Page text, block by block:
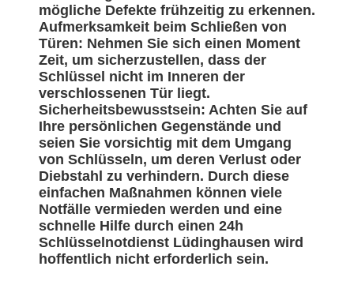
mögliche Defekte frühzeitig zu erkennen.
Aufmerksamkeit beim Schließen von
Türen: Nehmen Sie sich einen Moment
Zeit, um sicherzustellen, dass der
Schlüssel nicht im Inneren der
verschlossenen Tür liegt.
Sicherheitsbewusstsein: Achten Sie auf
Ihre persönlichen Gegenstände und
seien Sie vorsichtig mit dem Umgang
von Schlüsseln, um deren Verlust oder
Diebstahl zu verhindern. Durch diese
einfachen Maßnahmen können viele
Notfälle vermieden werden und eine
schnelle Hilfe durch einen 24h
Schlüsselnotdienst Lüdinghausen wird
hoffentlich nicht erforderlich sein.